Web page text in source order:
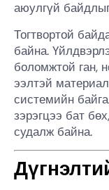
аюулгүй
Тогтвортой
байна.
боломжтой ган,
ээлтэй
системийн
зэрэгцээ бат
судалж байна.